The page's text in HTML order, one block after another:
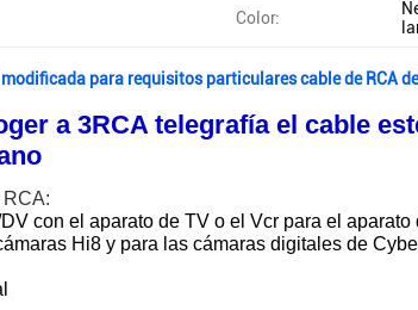
Color:
para requisitos particulares cable de RCA
a 3RCA telegrafía el cable
con el aparato de TV o el Vcr para el
Hi8 y para las cámaras digitales de